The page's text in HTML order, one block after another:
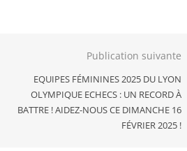
Publication suivante
EQUIPES FÉMININES 2025 DU LYON
OLYMPIQUE ECHECS : UN RECORD À
BATTRE ! AIDEZ-NOUS CE DIMANCHE 16
FÉVRIER 2025 !